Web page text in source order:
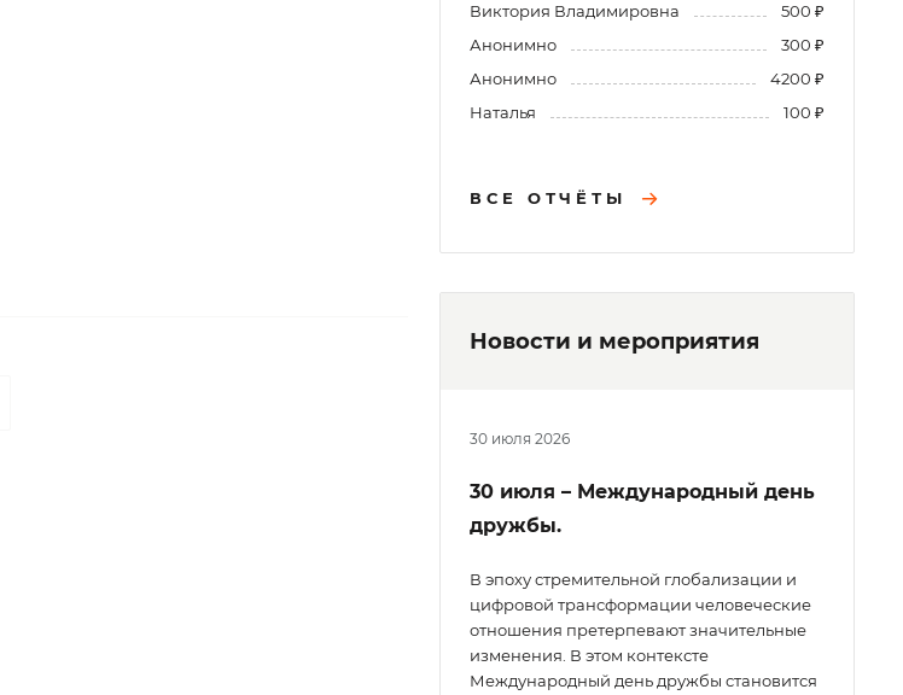
Виктория Владимировна
500 ₽
Анонимно
300 ₽
Анонимно
4200 ₽
Наталья
100 ₽
ВСЕ ОТЧЁТЫ
Новости и мероприятия
30 июля 2026
30 июля – Международный день
дружбы.
В эпоху стремительной глобализации и
цифровой трансформации человеческие
отношения претерпевают значительные
изменения. В этом контексте
Международный день дружбы становится